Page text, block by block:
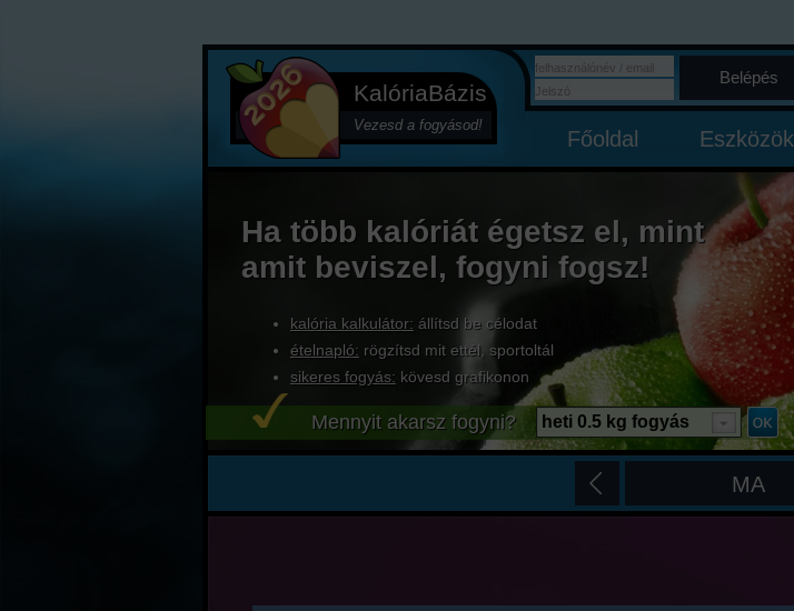
KalóriaBázis
Vezesd a fogyásod!
Belépés
Főoldal Eszközök
Ha több kalóriát égetsz el, mint
amit beviszel, fogyni fogsz!
kalória kalkulátor: állítsd be célodat
ételnapló: rögzítsd mit ettél, sportoltál
sikeres fogyás: kövesd grafikonon
Mennyit akarsz fogyni? heti 0.5 kg fogyás
MA